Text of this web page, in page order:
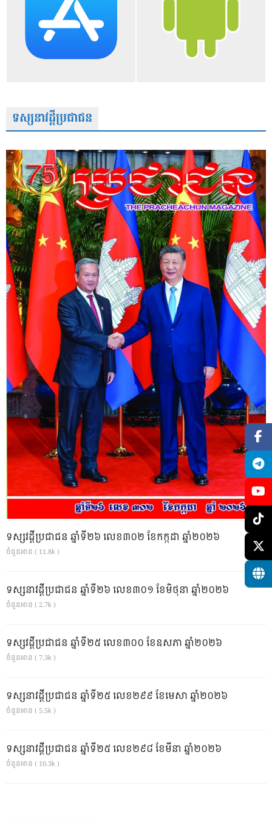
ទស្សនាវដ្តីប្រជាជន
ទស្សវដ្តីប្រជាជន ឆ្នាំទី២៦ លេខ៣០២ ខែកក្កដា ឆ្នាំ២០២៦
ចំនួនអាន ( 11.8k )
ទស្សនាវដ្ដីប្រជាជន ឆ្នាំទី២៦ លេខ៣០១ ខែមិថុនា ឆ្នាំ២០២៦
ចំនួនអាន ( 2.7k )
ទស្សវដ្តីប្រជាជន ឆ្នាំទី២៥ លេខ៣០០ ខែឧសភា ឆ្នាំ២០២៦
ចំនួនអាន ( 7.3k )
ទស្សនាវដ្ដីប្រជាជន ឆ្នាំទី២៥ លេខ២៩៩ ខែមេសា ឆ្នាំ២០២៦
ចំនួនអាន ( 5.5k )
ទស្សនាវដ្ដីប្រជាជន ឆ្នាំទី២៥ លេខ២៩៨ ខែមីនា ឆ្នាំ២០២៦
ចំនួនអាន ( 10.3k )